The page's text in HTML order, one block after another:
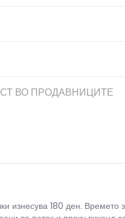
ВО ПРОДАВНИЦИТЕ
изнесува 180 ден. Времето